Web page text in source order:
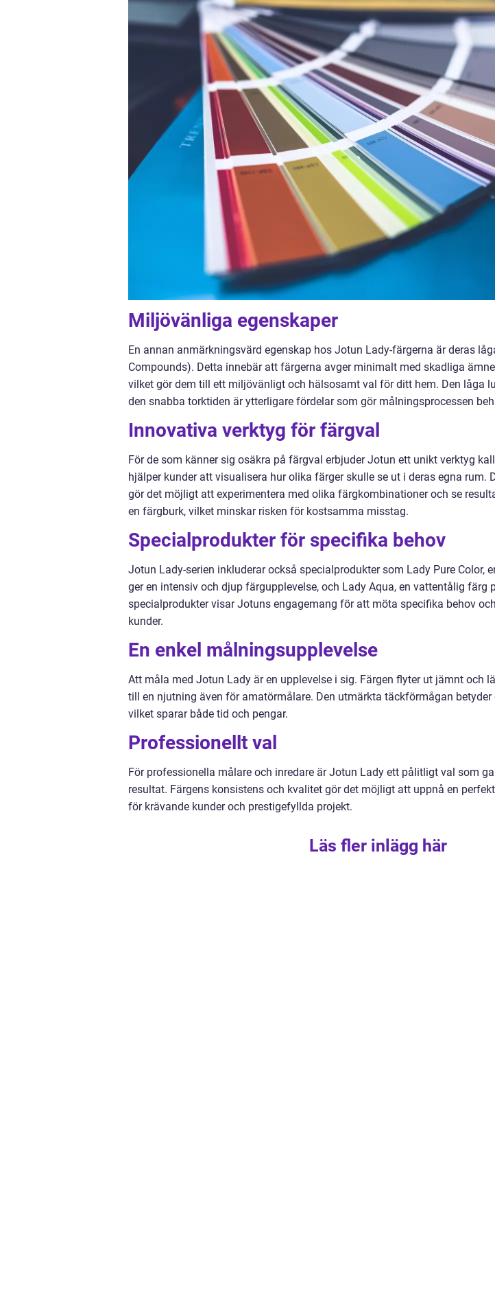
Miljövänliga egenskaper
En annan anmärkningsvärd egenskap hos Jotun Lady-färgerna är deras
Compounds). Detta innebär att färgerna avger minimalt med skadliga
vilket gör dem till ett miljövänligt och hälsosamt val för ditt hem. Den låga
den snabba torktiden är ytterligare fördelar som gör målningsprocessen
Innovativa verktyg för färgval
För de som känner sig osäkra på färgval erbjuder Jotun ett unikt verktyg
hjälper kunder att visualisera hur olika färger skulle se ut i deras egna rum.
gör det möjligt att experimentera med olika färgkombinationer och se
en färgburk, vilket minskar risken för kostsamma misstag.
Specialprodukter för specifika behov
Jotun Lady-serien inkluderar också specialprodukter som Lady Pure Color,
ger en intensiv och djup färgupplevelse, och Lady Aqua, en vattentålig färg
specialprodukter visar Jotuns engagemang för att möta specifika behov
kunder.
En enkel målningsupplevelse
Att måla med Jotun Lady är en upplevelse i sig. Färgen flyter ut jämnt och
till en njutning även för amatörmålare. Den utmärkta täckförmågan
vilket sparar både tid och pengar.
Professionellt val
För professionella målare och inredare är Jotun Lady ett pålitligt val som
resultat. Färgens konsistens och kvalitet gör det möjligt att uppnå en
för krävande kunder och prestigefyllda projekt.
Läs fler inlägg här